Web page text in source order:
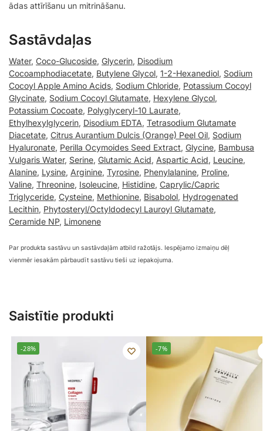
ādas attīrīšanu un mitrināšanu.
Sastāvdaļas
Water, Coco-Glucoside, Glycerin, Disodium
Cocoamphodiacetate, Butylene Glycol, 1-2-Hexanediol, Sodium
Cocoyl Apple Amino Acids, Sodium Chloride, Potassium Cocoyl
Glycinate, Sodium Cocoyl Glutamate, Hexylene Glycol,
Potassium Cocoate, Polyglyceryl-10 Laurate,
Ethylhexylglycerin, Disodium EDTA, Tetrasodium Glutamate
Diacetate, Citrus Aurantium Dulcis (Orange) Peel Oil, Sodium
Hyaluronate, Perilla Ocymoides Seed Extract, Glycine, Bambusa
Vulgaris Water, Serine, Glutamic Acid, Aspartic Acid, Leucine,
Alanine, Lysine, Arginine, Tyrosine, Phenylalanine, Proline,
Valine, Threonine, Isoleucine, Histidine, Caprylic/Capric
Triglyceride, Cysteine, Methionine, Bisabolol, Hydrogenated
Lecithin, Phytosteryl/Octyldodecyl Lauroyl Glutamate,
Ceramide NP, Limonene
Par produkta sastāvu un sastāvdaļām atbild ražotājs. Iespējamo izmaiņu dēļ
vienmēr iesakām pārbaudīt sastāvu tieši uz iepakojuma.
Saistītie produkti
-28% -7%